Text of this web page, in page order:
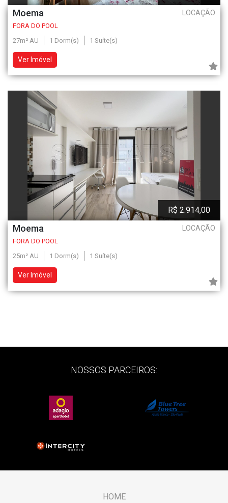
Moema LOCAÇÃO
FORA DO POOL
27m² AU
1 Dorm(s) 1 Suíte(s)
Ver Imóvel
Moema LOCAÇÃO
R$ 2.914,00
FORA DO POOL
25m² AU
1 Dorm(s) 1 Suíte(s)
Ver Imóvel
NOSSOS PARCEIROS:
HOME